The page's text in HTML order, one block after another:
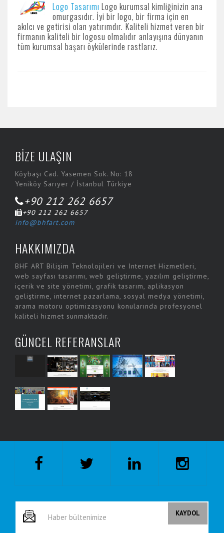
Logo Tasarımı Logo kurumsal kimliğinizin ana
omurgasıdır. İyi bir logo, bir firma için en
akılcı ve getirisi olan yatırımdır. Kaliteli hizmet veren bir
firmanın kaliteli bir logosu olmalıdır anlayışına dünyanın
tüm kurumsal başarı öykülerinde rastlarız.
BİZE ULAŞIN
Köybaşı Cad. Yasemen Sok. No: 18
Yeniköy Sarıyer / İstanbul Türkiye
+90 212 262 6657
+90 212 262 6657
info@bhfart.com
HAKKIMIZDA
BHF ART Bilişim Teknolojileri ve Internet Hizmetleri,
web sayfası tasarımı, web geliştirme, yazılım geliştirme,
içerik ve site yönetimi, grafik tasarım, aplikasyon
geliştirme, internet pazarlama, sosyal medya yönetimi,
arama motoru optimizasyonu konularında profesyonel
kaliteli hizmet sunmaktadır.
GÜNCEL REFERANSLAR